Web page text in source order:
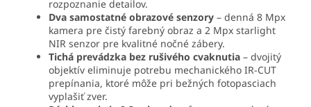
rozpoznanie detailov.
Dva samostatné obrazové senzory – denná 8 Mpx
kamera pre čistý farebný obraz a 2 Mpx starlight
NIR senzor pre kvalitné nočné zábery.
Tichá prevádzka bez rušivého cvaknutia – dvojitý
objektív eliminuje potrebu mechanického IR-CUT
prepínania, ktoré môže pri bežných fotopasciach
vyplašiť zver.